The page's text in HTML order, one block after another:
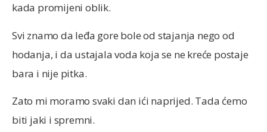
kada promijeni oblik.
Svi znamo da leđa gore bole od stajanja nego od
hodanja, i da ustajala voda koja se ne kreće postaje
bara i nije pitka.
Zato mi moramo svaki dan ići naprijed. Tada ćemo
biti jaki i spremni.